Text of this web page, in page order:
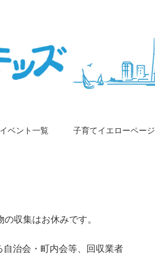
イベント一覧 子育てイエローページ
収集はお休みです。
治会・町内会等、回収業者